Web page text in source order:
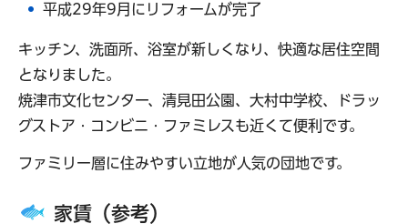
平成29年9月にリフォームが完了
キッチン、洗面所、浴室が新しくなり、快適な居住空間
となりました。
焼津市文化センター、清見田公園、大村中学校、ドラッ
グストア・コンビニ・ファミレスも近くて便利です。
ファミリー層に住みやすい立地が人気の団地です。
家賃（参考）